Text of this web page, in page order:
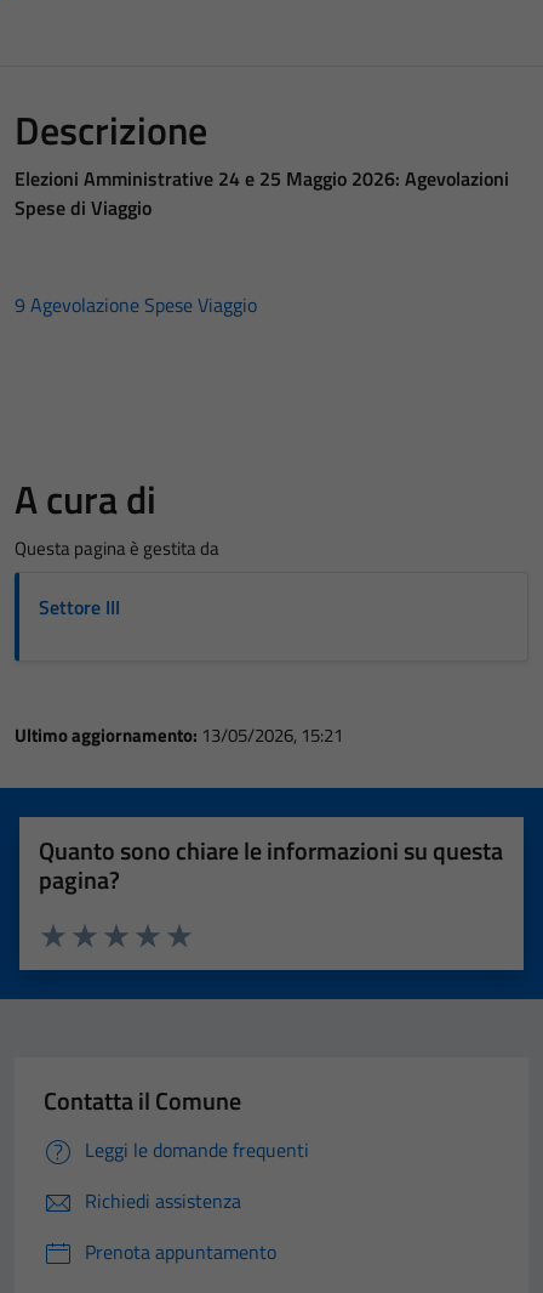
Descrizione
Elezioni Amministrative 24 e 25 Maggio 2026: Agevolazioni
Spese di Viaggio
9 Agevolazione Spese Viaggio
A cura di
Questa pagina è gestita da
Settore III
Ultimo aggiornamento: 13/05/2026, 15:21
Quanto sono chiare le informazioni su questa
pagina?
Valuta 5 stelle su 5
Valuta 4 stelle su 5
Valuta 3 stelle su 5
Valuta 2 stelle su 5
Valuta 1 stelle su 5
Contatta il Comune
Leggi le domande frequenti
Richiedi assistenza
Prenota appuntamento